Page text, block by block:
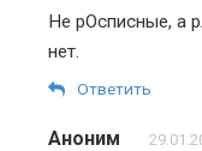
Не рОсписные, а
нет.
Ответить
Аноним